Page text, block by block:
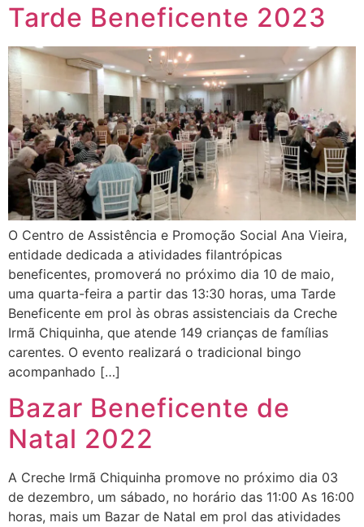
Tarde Beneficente 2023
O Centro de Assistência e Promoção Social Ana Vieira,
entidade dedicada a atividades filantrópicas
beneficentes, promoverá no próximo dia 10 de maio,
uma quarta-feira a partir das 13:30 horas, uma Tarde
Beneficente em prol às obras assistenciais da Creche
Irmã Chiquinha, que atende 149 crianças de famílias
carentes. O evento realizará o tradicional bingo
acompanhado […]
Bazar Beneficente de
Natal 2022
A Creche Irmã Chiquinha promove no próximo dia 03
de dezembro, um sábado, no horário das 11:00 As 16:00
horas, mais um Bazar de Natal em prol das atividades